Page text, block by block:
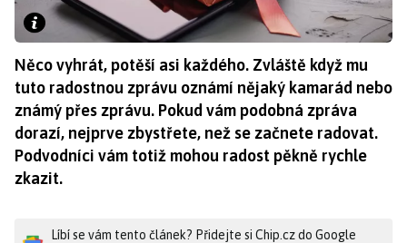
Něco vyhrát, potěší asi každého. Zvláště když mu
tuto radostnou zprávu oznámí nějaký kamarád nebo
známý přes zprávu. Pokud vám podobná zpráva
dorazí, nejprve zbystřete, než se začnete radovat.
Podvodníci vám totiž mohou radost pěkně rychle
zkazit.
Líbí se vám tento článek? Přidejte si Chip.cz do Google